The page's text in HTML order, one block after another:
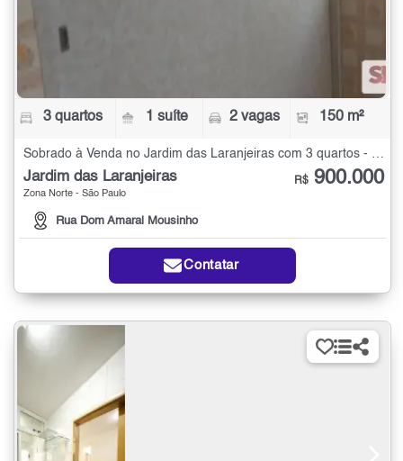
3 quartos 1 suíte 2 vagas 150 m²
Sobrado à Venda no Jardim das Laranjeiras com 3 quartos - 150 m²
Jardim das Laranjeiras
Zona Norte - São Paulo
Rua Dom Amaral Mousinho
R$ 900.000
Contatar